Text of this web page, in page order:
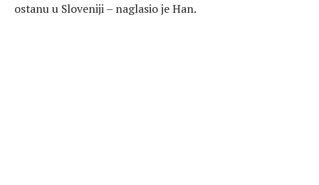
ostanu u Sloveniji – naglasio je Han.